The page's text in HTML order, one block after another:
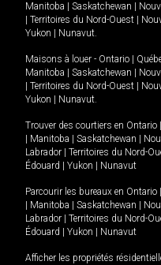
Manitoba
Saskatchewan
Territoires du Nord-Ouest
Yukon
Nunavut.
Maisons à louer - Ontario
Manitoba
Saskatchewan
Territoires du Nord-Ouest
Yukon
Nunavut.
Trouver des courtiers en Ontario
Manitoba Saskatchewan
Labrador
Territoires du Nord-
Édouard
Yukon Nunavut
Parcourir les bureaux en Ontario
Manitoba Saskatchewan
Labrador
Territoires du Nord-
Édouard
Yukon Nunavut
Afficher les propriétés